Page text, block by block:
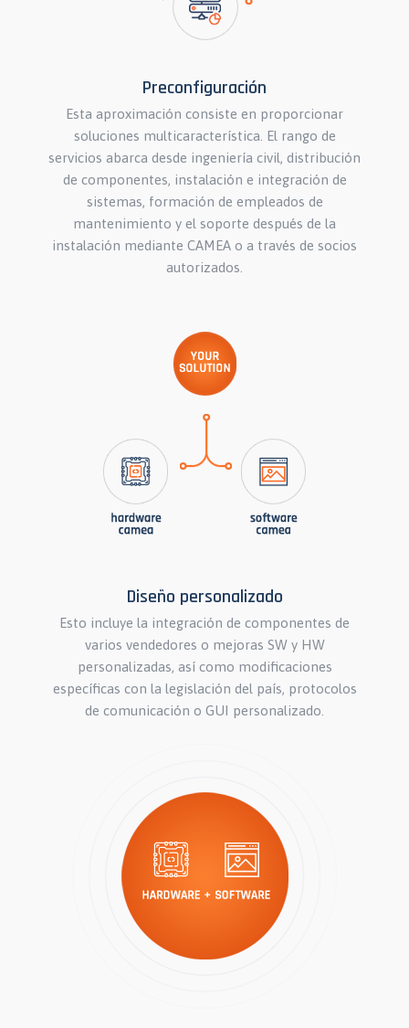
Preconfiguración
Esta aproximación consiste en proporcionar
soluciones multicaracterística. El rango de
servicios abarca desde ingeniería civil, distribución
de componentes, instalación e integración de
sistemas, formación de empleados de
mantenimiento y el soporte después de la
instalación mediante CAMEA o a través de socios
autorizados.
Diseño personalizado
Esto incluye la integración de componentes de
varios vendedores o mejoras SW y HW
personalizadas, así como modificaciones
específicas con la legislación del país, protocolos
de comunicación o GUI personalizado.